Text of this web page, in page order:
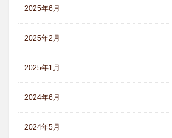
2025年6月
2025年2月
2025年1月
2024年6月
2024年5月